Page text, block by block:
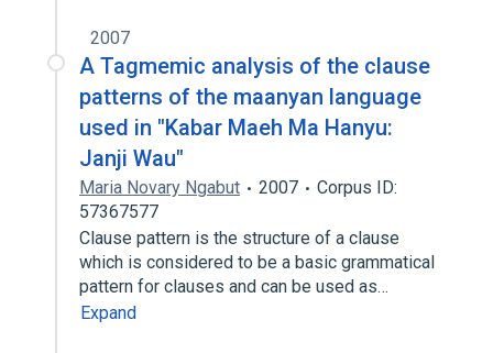
2007
A Tagmemic analysis of the clause
patterns of the maanyan language
used in "Kabar Maeh Ma Hanyu:
Janji Wau"
Maria Novary Ngabut 2007
Corpus ID:
57367577
Clause pattern is the structure of a clause
which is considered to be a basic grammatical
pattern for clauses and can be used as…
Expand